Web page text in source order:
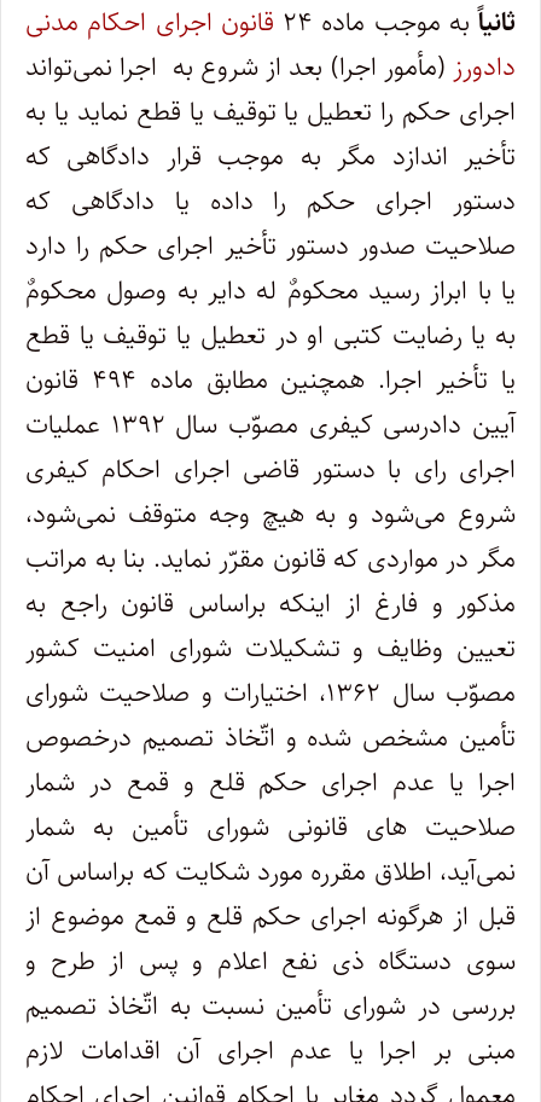
ثانیاًبه موجب ماده ۲۴
قانون اجرای احکام مدنی
دادورز (‌مأمور اجرا) بعد از شروع به اجرا نمی‌تواند
اجرای حکم را تعطیل یا توقیف یا قطع نماید یا به
تأخیر اندازد مگر به موجب قرار ‌دادگاهی که
دستور اجرای حکم را داده یا دادگاهی که
صلاحیت صدور دستور تأخیر اجرای حکم را دارد
یا با ابراز رسید محکومٌ ‌له دایر به وصول‌ محکومٌ
به یا رضایت کتبی او در تعطیل یا توقیف یا قطع
یا تأخیر اجرا. همچنین مطابق ماده ۴۹۴ قانون
آیین دادرسی کیفری مصوّب سال ۱۳۹۲ عملیات
اجرای رای با دستور قاضی اجرای احکام کیفری
شروع می‌شود و به هیچ وجه متوقف نمی‌شود،
مگر در مواردی که قانون مقرّر نماید. بنا به مراتب
مذکور و فارغ از اینکه براساس قانون راجع به
تعیین وظایف و تشکیلات شورای امنیت کشور
مصوّب سال ۱۳۶۲، اختیارات و صلاحیت شورای
تأمین مشخص شده و اتّخاذ تصمیم درخصوص
اجرا یا عدم اجرای حکم قلع و قمع در شمار
صلاحیت های قانونی شورای تأمین به شمار
نمی‌آید، اطلاق مقرره مورد شکایت که براساس آن
قبل از هرگونه اجرای حکم قلع و قمع موضوع از
سوی دستگاه ذی نفع اعلام و پس از طرح و
بررسی در شورای تأمین نسبت به اتّخاذ تصمیم
مبنی بر اجرا یا عدم اجرای آن اقدامات لازم